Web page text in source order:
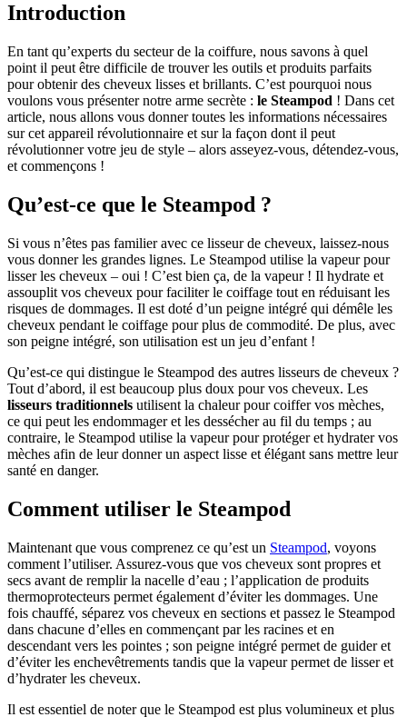
Introduction
En tant qu’experts du secteur de la coiffure, nous savons à quel
point il peut être difficile de trouver les outils et produits parfaits
pour obtenir des cheveux lisses et brillants. C’est pourquoi nous
voulons vous présenter notre arme secrète : le Steampod ! Dans cet
article, nous allons vous donner toutes les informations nécessaires
sur cet appareil révolutionnaire et sur la façon dont il peut
révolutionner votre jeu de style – alors asseyez-vous, détendez-vous,
et commençons !
Qu’est-ce que le Steampod ?
Si vous n’êtes pas familier avec ce lisseur de cheveux, laissez-nous
vous donner les grandes lignes. Le Steampod utilise la vapeur pour
lisser les cheveux – oui ! C’est bien ça, de la vapeur ! Il hydrate et
assouplit vos cheveux pour faciliter le coiffage tout en réduisant les
risques de dommages. Il est doté d’un peigne intégré qui démêle les
cheveux pendant le coiffage pour plus de commodité. De plus, avec
son peigne intégré, son utilisation est un jeu d’enfant !
Qu’est-ce qui distingue le Steampod des autres lisseurs de cheveux ?
Tout d’abord, il est beaucoup plus doux pour vos cheveux. Les
lisseurs traditionnels utilisent la chaleur pour coiffer vos mèches,
ce qui peut les endommager et les dessécher au fil du temps ; au
contraire, le Steampod utilise la vapeur pour protéger et hydrater vos
mèches afin de leur donner un aspect lisse et élégant sans mettre leur
santé en danger.
Comment utiliser le Steampod
Maintenant que vous comprenez ce qu’est un Steampod, voyons
comment l’utiliser. Assurez-vous que vos cheveux sont propres et
secs avant de remplir la nacelle d’eau ; l’application de produits
thermoprotecteurs permet également d’éviter les dommages. Une
fois chauffé, séparez vos cheveux en sections et passez le Steampod
dans chacune d’elles en commençant par les racines et en
descendant vers les pointes ; son peigne intégré permet de guider et
d’éviter les enchevêtrements tandis que la vapeur permet de lisser et
d’hydrater les cheveux.
Il est essentiel de noter que le Steampod est plus volumineux et plus